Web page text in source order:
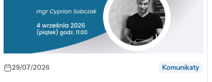
29/07/2026 Komunikaty